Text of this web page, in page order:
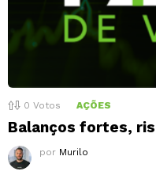
0 Votos AÇÕES
Balanços fortes,
por Murilo